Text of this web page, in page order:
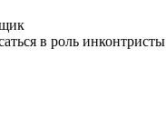
в роль инконтристы